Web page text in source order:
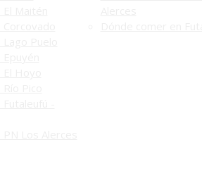
Dónde comer en